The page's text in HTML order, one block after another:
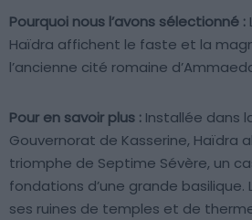
Pourquoi nous l’avons sélectionné :
Haïdra affichent le faste et la
l’ancienne cité romaine
Pour en savoir plus : Installée dans
Gouvernorat de Kasserine, Haïdra
triomphe de Septime Sévère, un
fondations d’une grande basilique.
ses ruines de temples et de